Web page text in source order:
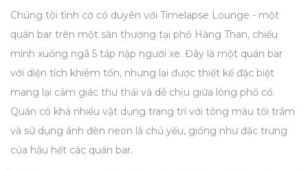
Chúng tôi tình cờ có duyên với Timelapse Lounge - một
quán bar trên một sân thượng tại phố Hàng Than, chiếu
mình xuống ngã 5 tấp nập người xe. Đây là một quán bar
với diện tích khiêm tốn, nhưng lại được thiết kế đặc biệt
mang lại cảm giác thư thái và dễ chịu giữa lòng phố cổ.
Quán có khá nhiều vật dụng trang trí với tông màu tối trầm
và sử dụng ánh đèn neon là chủ yếu, giống như đặc trưng
của hầu hết các quán bar.